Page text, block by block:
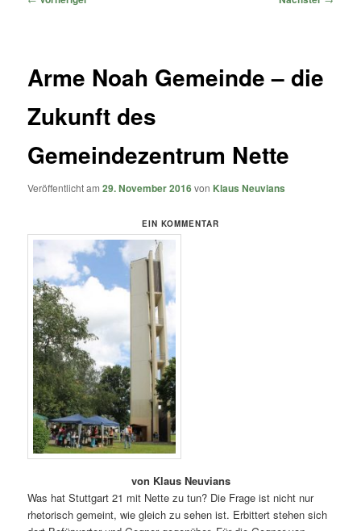
Arme Noah Gemeinde – die
Zukunft des
Gemeindezentrum Nette
Veröffentlicht am29. November 2016von Klaus Neuvians
EIN KOMMENTAR
von Klaus Neuvians
Was hat Stuttgart 21 mit Nette zu tun? Die Frage ist nicht nur
rhetorisch gemeint, wie gleich zu sehen ist. Erbittert stehen sich